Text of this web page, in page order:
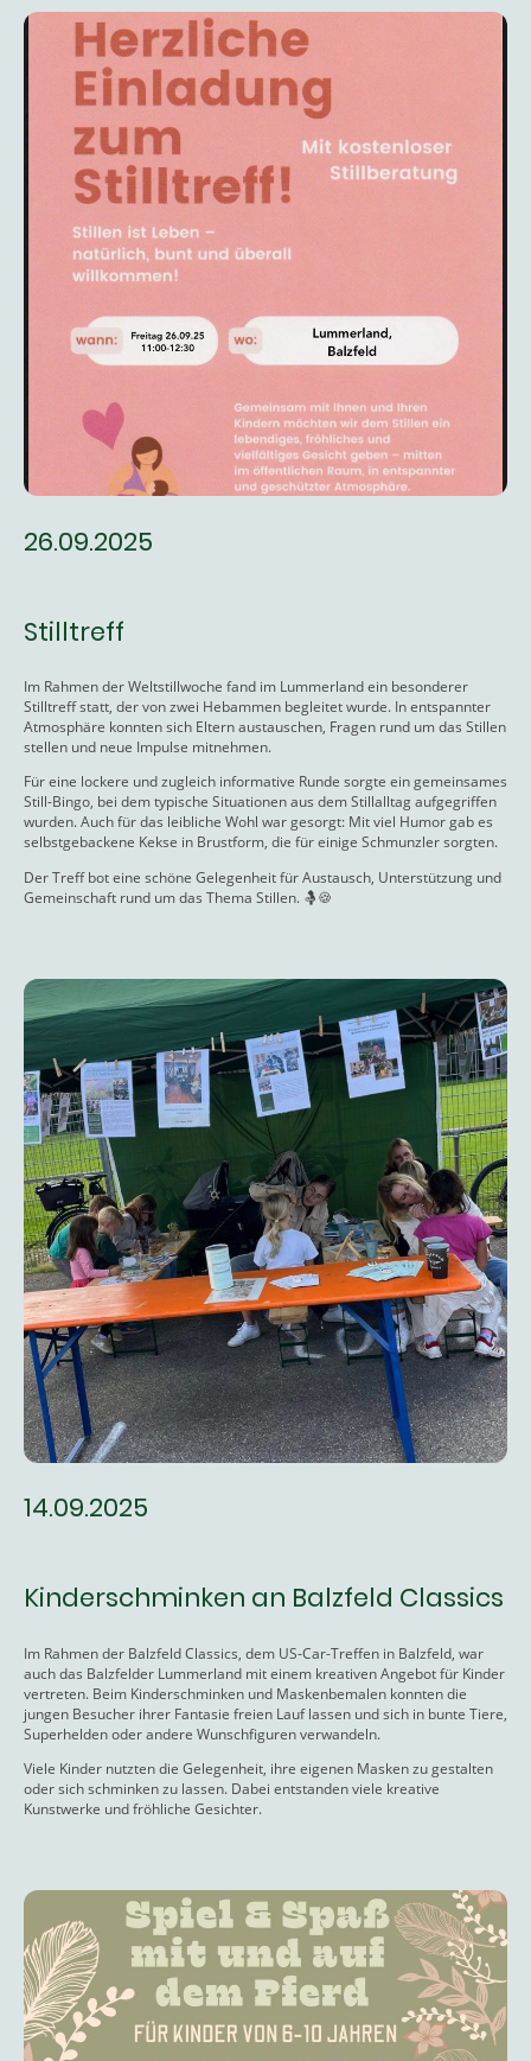
26.09.2025
Stilltreff
Im Rahmen der Weltstillwoche fand im Lummerland ein besonderer
Stilltreff statt, der von zwei Hebammen begleitet wurde. In entspannter
Atmosphäre konnten sich Eltern austauschen, Fragen rund um das Stillen
stellen und neue Impulse mitnehmen.
Für eine lockere und zugleich informative Runde sorgte ein gemeinsames
Still-Bingo, bei dem typische Situationen aus dem Stillalltag aufgegriffen
wurden. Auch für das leibliche Wohl war gesorgt: Mit viel Humor gab es
selbstgebackene Kekse in Brustform, die für einige Schmunzler sorgten.
Der Treff bot eine schöne Gelegenheit für Austausch, Unterstützung und
Gemeinschaft rund um das Thema Stillen. 🤱🍪
14.09.2025
Kinderschminken an Balzfeld Classics
Im Rahmen der Balzfeld Classics, dem US-Car-Treffen in Balzfeld, war
auch das Balzfelder Lummerland mit einem kreativen Angebot für Kinder
vertreten. Beim Kinderschminken und Maskenbemalen konnten die
jungen Besucher ihrer Fantasie freien Lauf lassen und sich in bunte Tiere,
Superhelden oder andere Wunschfiguren verwandeln.
Viele Kinder nutzten die Gelegenheit, ihre eigenen Masken zu gestalten
oder sich schminken zu lassen. Dabei entstanden viele kreative
Kunstwerke und fröhliche Gesichter.